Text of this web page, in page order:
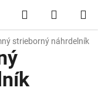
Hľadať
KOŠÍK
strieborný náhrdelník